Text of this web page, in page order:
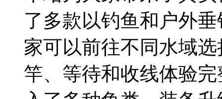
了多款以钓鱼和户外
家可以前往不同水域
竿、等待和收线体验